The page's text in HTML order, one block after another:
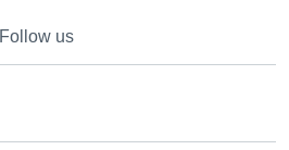
Follow us